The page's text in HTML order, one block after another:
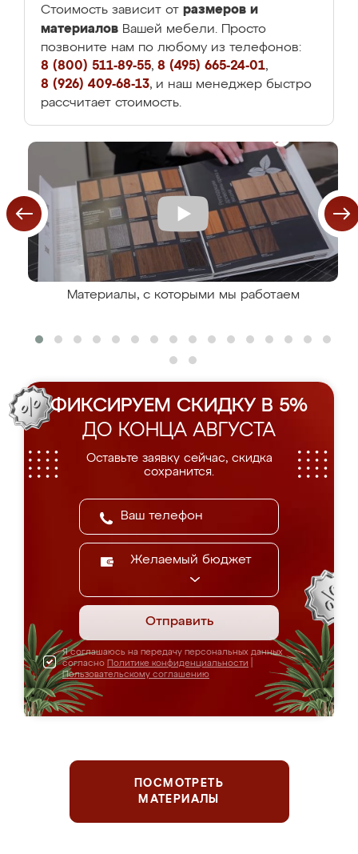
Стоимость зависит от размеров и
материалов Вашей мебели. Просто
позвоните нам по любому из телефонов:
8 (800) 511-89-55, 8 (495) 665-24-01,
8 (926) 409-68-13, и наш менеджер быстро
рассчитает стоимость.
Материалы, с которыми мы работаем
ФИКСИРУЕМ СКИДКУ В 5%
ДО КОНЦА АВГУСТА
Оставьте заявку сейчас, скидка
сохранится.
Желаемый бюджет
Отправить
Я соглашаюсь на передачу персональных данных
согласно Политике конфиденциальности
Пользовательскому соглашению
ПОСМОТРЕТЬ
МАТЕРИАЛЫ